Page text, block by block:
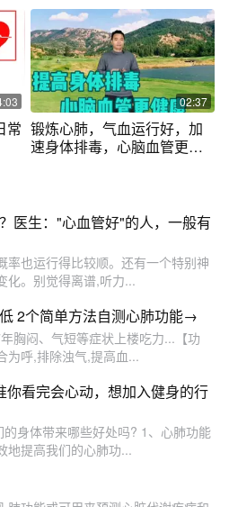
常
02:37
锻炼心肺，气血运行好，加
速身体排毒，心脑血管更健
医生："心血管好"的人，一般有
率也运行得比较顺。还有一个特别神
化。别觉得离谱,听力...
2个简单方法自测心肺功能→
胸闷、气短等症状上楼吃力...【功
为呼,排除浊气,提高血...
你看完会心动，想加入健身的行
身体带来哪些好处吗? 1、心肺功能
地提高我们的心肺功...